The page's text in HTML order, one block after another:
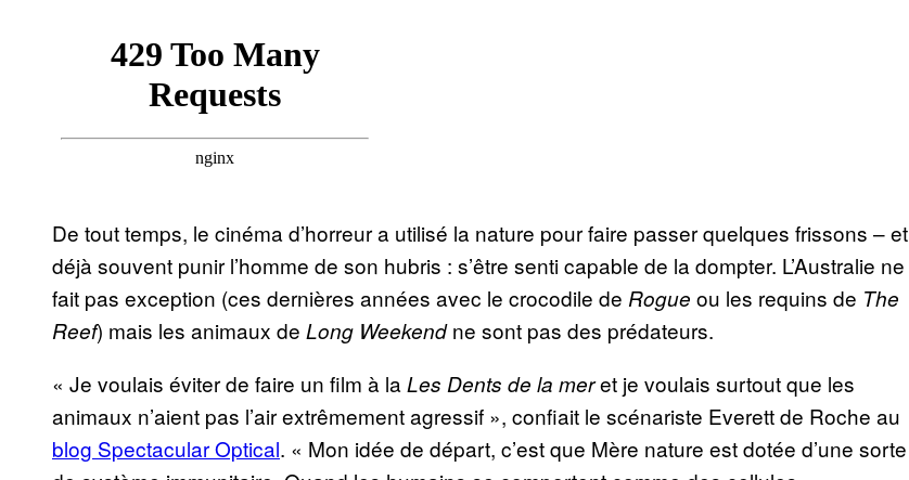
De tout temps, le cinéma d’horreur a utilisé la nature pour faire passer quelques frissons – et
déjà souvent punir l’homme de son hubris : s’être senti capable de la dompter. L’Australie ne
fait pas exception (ces dernières années avec le crocodile de Rogue ou les requins de The
Reef) mais les animaux de Long Weekendne sont pas des prédateurs.
« Je voulais éviter de faire un film à la Les Dents de la meret je voulais surtout que les
animaux n’aient pas l’air extrêmement agressif », confiait le scénariste Everett de Roche au
blog Spectacular Optical. « Mon idée de départ, c’est que Mère nature est dotée d’une sorte